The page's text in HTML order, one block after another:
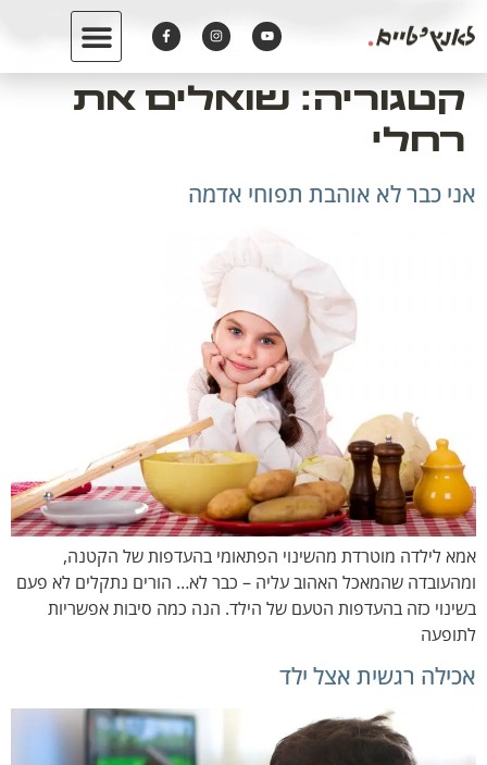
קטגוריה: שואלים את
רחלי
אני כבר לא אוהבת תפוחי אדמה
אמא לילדה מוטרדת מהשינוי הפתאומי בהעדפות של הקטנה,
ומהעובדה שהמאכל האהוב עליה – כבר לא… הורים נתקלים לא פעם
בשינוי כזה בהעדפות הטעם של הילד. הנה כמה סיבות אפשריות
לתופעה
אכילה רגשית אצל ילד